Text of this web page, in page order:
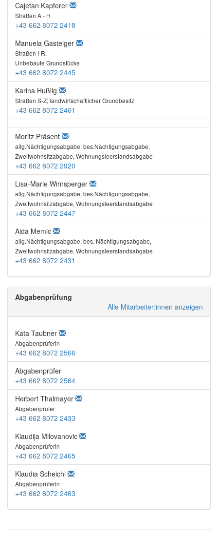
Cajetan Kapferer
Straßen A - H
+43 662 8072 2418
Manuela Gasteiger
Straßen I-R,
Unbebaute Grundstücke
+43 662 8072 2445
Karina Hußlig
Straßen S-Z; landwirtschaftlicher Grundbesitz
+43 662 8072 2461
Moritz Präsent
allg.Nächtigungsabgabe, bes.Nächtigungsabgabe,
Zweitwohnsitzabgabe, Wohnungsleerstandsabgabe
+43 662 8072 2920
Lisa-Marie Wirnsperger
allg.Nächtigungsabgabe, bes.Nächtigungsabgabe,
Zweitwohnsitzabgabe, Wohnungsleerstandsabgabe
+43 662 8072 2447
Aida Memic
allg.Nächtigungsabgabe, bes. Nächtigungsabgabe,
Zweitwohnsitzabgabe, Wohnungsleerstandsabgabe
+43 662 8072 2431
Abgabenprüfung
Alle Mitarbeiter:innen anzeigen
Kata Taubner
Abgabenprüferin
+43 662 8072 2566
Abgabenprüfer
+43 662 8072 2564
Herbert Thalmayer
Abgabenprüfer
+43 662 8072 2433
Klaudija Milovanovic
Abgabenprüferin
+43 662 8072 2465
Klaudia Scheichl
Abgabenprüferin
+43 662 8072 2463